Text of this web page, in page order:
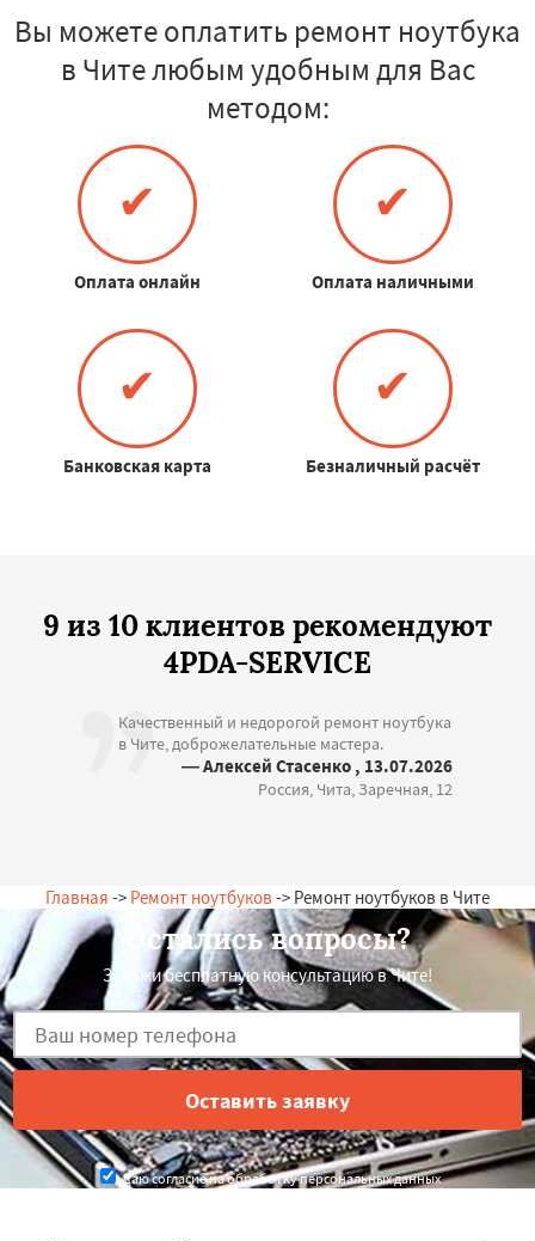
Вы можете оплатить ремонт ноутбука
в Чите любым удобным для Вас
методом:
✔
Оплата онлайн
✔
Оплата наличными
✔
Банковская карта
✔
Безналичный расчёт
9 из 10 клиентов рекомендуют
4PDA-SERVICE
Качественный и недорогой ремонт ноутбука
в Чите, доброжелательные мастера.
— Алексей Стасенко , 13.07.2026
Россия, Чита, Заречная, 12
Главная -> Ремонт ноутбуков -> Ремонт ноутбуков в Чите
Остались вопросы?
Закажи бесплатную консультацию в Чите!
Даю согласие на обработку персональных данных